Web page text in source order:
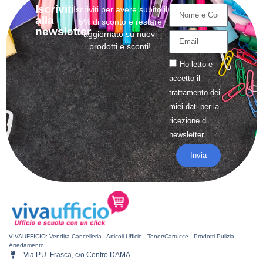
Iscriviti
alla
newsletter
Iscriviti per avere subito il
5% di sconto e restare
aggiornato su nuovi
prodotti e sconti!
Ho letto e
accetto il
trattamentodei
miei dati per la
ricezione di
newsletter
Invia
VIVAUFFICIO: Vendita Cancelleria - Articoli Ufficio - Toner/Cartucce - Prodotti Pulizia -
Arredamento
Via P.U. Frasca, c/o Centro DAMA